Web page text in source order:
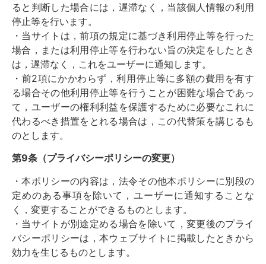
ると判断した場合には，遅滞なく，当該個人情報の利用
停止等を行います。
・当サイトは，前項の規定に基づき利用停止等を行った
場合，または利用停止等を行わない旨の決定をしたとき
は，遅滞なく，これをユーザーに通知します。
・前2項にかかわらず，利用停止等に多額の費用を有す
る場合その他利用停止等を行うことが困難な場合であっ
て，ユーザーの権利利益を保護するために必要なこれに
代わるべき措置をとれる場合は，この代替策を講じるも
のとします。
第9条（プライバシーポリシーの変更）
・本ポリシーの内容は，法令その他本ポリシーに別段の
定めのある事項を除いて，ユーザーに通知することな
く，変更することができるものとします。
・当サイトが別途定める場合を除いて，変更後のプライ
バシーポリシーは，本ウェブサイトに掲載したときから
効力を生じるものとします。